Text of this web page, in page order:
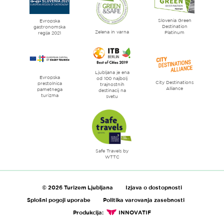
mesto
literature
Evropska
gastronomska
regija 2021
Zelena in varna
Slovenia Green
Destination
Platinum
Evropska
prestolnica
pametnega
turizma
Ljubljana je ena
od 100 najbolj
trajnostnih
destinacij na
svetu
City Destinations
Alliance
Safe Travels by
WTTC
© 2026 Turizem Ljubljana
Izjava o dostopnosti
Splošni pogoji uporabe
Politika varovanja zasebnosti
Produkcija:
INNOVATIF